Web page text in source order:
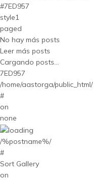
#7ED957
style1
paged
No hay más posts
Leer más posts
Cargando posts...
7ED957
/home/aastorga/public_html/
#
on
none
/%postname%/
#
Sort Gallery
on